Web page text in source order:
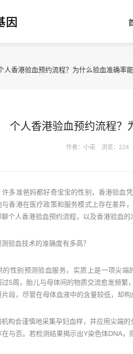
人香港验血预约流程？为什么验血准确率
个人香港验血预约流程？
作者：小诺 浏览：224
准爸妈都好奇宝宝的性别，香港验血凭
与香港在医疗政策和服务模式上存在差异
个人香港验血预约流程，以及香港验血的
血技术的准确度有多高？
别预测验血服务，实质上是一项尖端
过5周，胎儿与母体间的物质交流愈发频
段，尽管在母体血液中的含量较低，却构
会谨慎地采集孕妇血样，并应用尖端的
与否。若检测结果揭示出Y染色体DNA，